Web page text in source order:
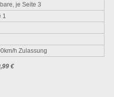
je Seite 3
1
h Zulassung
€